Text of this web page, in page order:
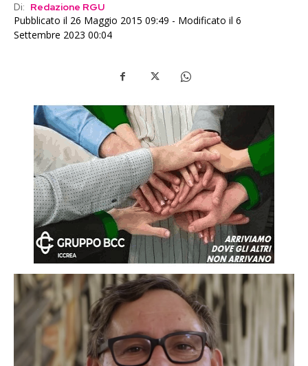
Di: Redazione RGU
Pubblicato il 26 Maggio 2015 09:49 - Modificato il 6
Settembre 2023 00:04